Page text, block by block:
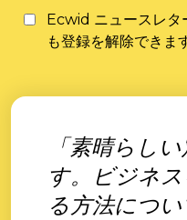
Ecwid ニュースレタ
も登録を解除できま
「素晴らし
す。ビジネ
る方法につ